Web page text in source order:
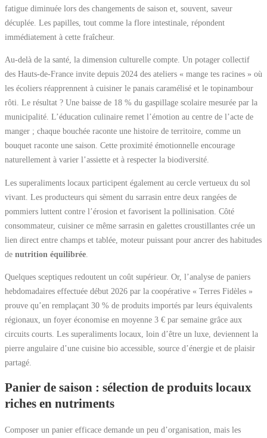
fatigue diminuée lors des changements de saison et, souvent, saveur
décuplée. Les papilles, tout comme la flore intestinale, répondent
immédiatement à cette fraîcheur.
Au-delà de la santé, la dimension culturelle compte. Un potager collectif
des Hauts-de-France invite depuis 2024 des ateliers « mange tes racines » où
les écoliers réapprennent à cuisiner le panais caramélisé et le topinambour
rôti. Le résultat ? Une baisse de 18 % du gaspillage scolaire mesurée par la
municipalité. L’éducation culinaire remet l’émotion au centre de l’acte de
manger ; chaque bouchée raconte une histoire de territoire, comme un
bouquet raconte une saison. Cette proximité émotionnelle encourage
naturellement à varier l’assiette et à respecter la biodiversité.
Les superaliments locaux participent également au cercle vertueux du sol
vivant. Les producteurs qui sèment du sarrasin entre deux rangées de
pommiers luttent contre l’érosion et favorisent la pollinisation. Côté
consommateur, cuisiner ce même sarrasin en galettes croustillantes crée un
lien direct entre champs et tablée, moteur puissant pour ancrer des habitudes
de nutrition équilibrée
Quelques sceptiques redoutent un coût supérieur. Or, l’analyse de paniers
hebdomadaires effectuée début 2026 par la coopérative « Terres Fidèles »
prouve qu’en remplaçant 30 % de produits importés par leurs équivalents
régionaux, un foyer économise en moyenne 3 € par semaine grâce aux
circuits courts. Les superaliments locaux, loin d’être un luxe, deviennent la
pierre angulaire d’une cuisine bio accessible, source d’énergie et de plaisir
partagé.
Panier de saison : sélection de produits locaux
riches en nutriments
Composer un panier efficace demande un peu d’organisation, mais les